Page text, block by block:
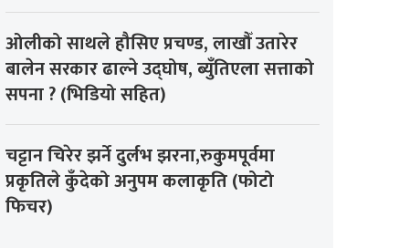
ओलीको साथले हौसिए प्रचण्ड, लाखौँ उतारेर
बालेन सरकार ढाल्ने उद्घोष, ब्युँतिएला सत्ताको
सपना ? (भिडियो सहित)
चट्टान चिरेर झर्ने दुर्लभ झरना,रुकुमपूर्वमा
प्रकृतिले कुँदेको अनुपम कलाकृति (फोटो
फिचर)